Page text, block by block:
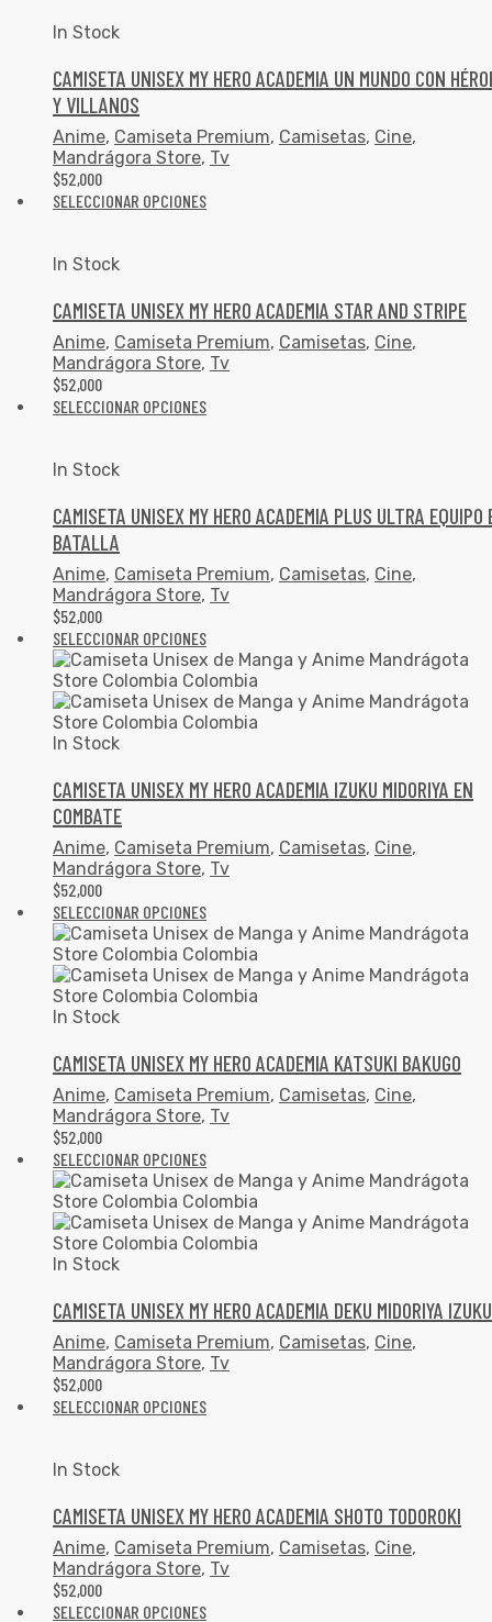
In Stock
CAMISETA UNISEX MY HERO ACADEMIA UN MUNDO CON
Y VILLANOS
Anime, Camiseta Premium, Camisetas, Cine,
Mandrágora Store, Tv
$52,000
SELECCIONAR OPCIONES
In Stock
CAMISETA UNISEX MY HERO ACADEMIA STAR AND STRIPE
Anime, Camiseta Premium, Camisetas, Cine,
Mandrágora Store, Tv
$52,000
SELECCIONAR OPCIONES
In Stock
CAMISETA UNISEX MY HERO ACADEMIA PLUS ULTRA EQUIPO
BATALLA
Anime, Camiseta Premium, Camisetas, Cine,
Mandrágora Store, Tv
$52,000
SELECCIONAR OPCIONES
In Stock
CAMISETA UNISEX MY HERO ACADEMIA IZUKU MIDORIYA EN
COMBATE
Anime, Camiseta Premium, Camisetas, Cine,
Mandrágora Store, Tv
$52,000
SELECCIONAR OPCIONES
In Stock
CAMISETA UNISEX MY HERO ACADEMIA KATSUKI BAKUGO
Anime, Camiseta Premium, Camisetas, Cine,
Mandrágora Store, Tv
$52,000
SELECCIONAR OPCIONES
In Stock
CAMISETA UNISEX MY HERO ACADEMIA DEKU MIDORIYA IZUKU
Anime, Camiseta Premium, Camisetas, Cine,
Mandrágora Store, Tv
$52,000
SELECCIONAR OPCIONES
In Stock
CAMISETA UNISEX MY HERO ACADEMIA SHOTO TODOROKI
Anime, Camiseta Premium, Camisetas, Cine,
Mandrágora Store, Tv
$52,000
SELECCIONAR OPCIONES